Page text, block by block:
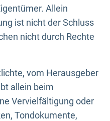
Allein
ist nicht der Schluss
nicht durch Rechte
vom Herausgeber
allein beim
Vervielfältigung oder
Tondokumente,